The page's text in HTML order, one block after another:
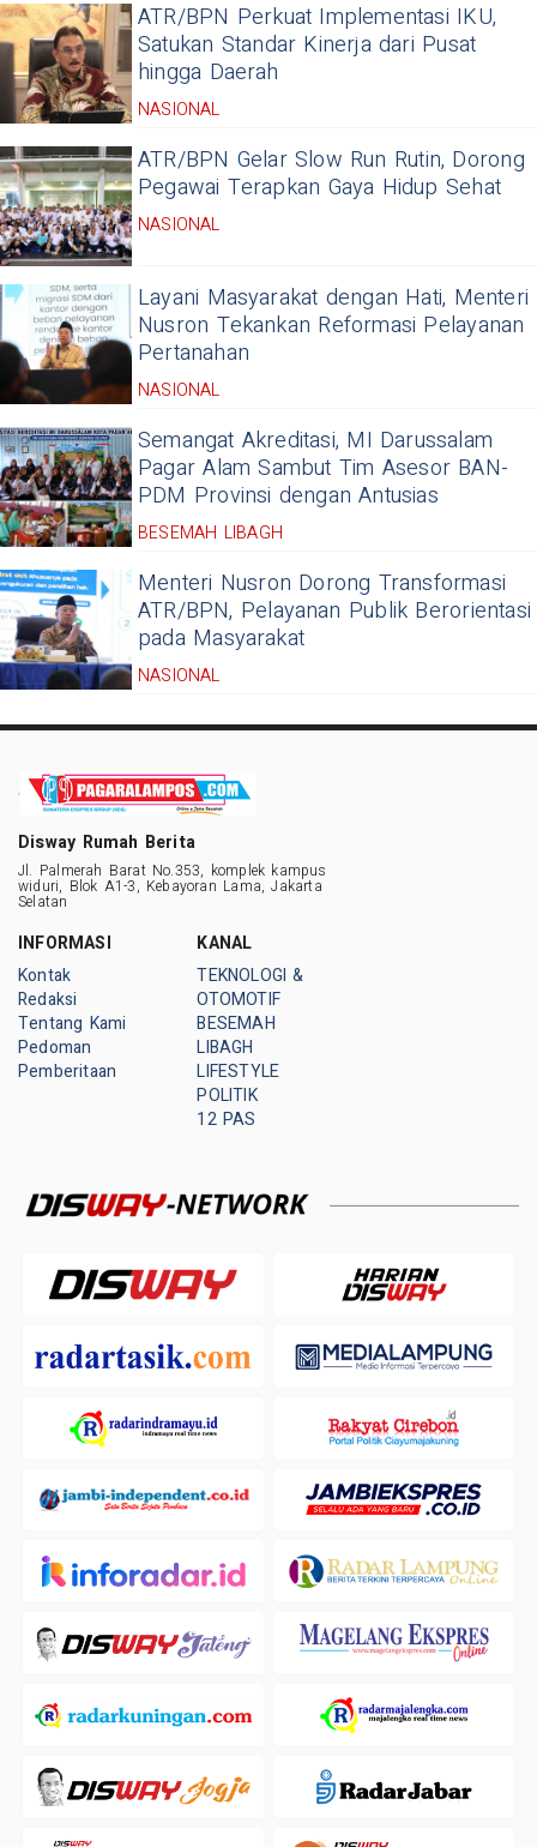
ATR/BPN Perkuat Implementasi IKU,
Satukan Standar Kinerja dari Pusat
hingga Daerah
NASIONAL
ATR/BPN Gelar Slow Run Rutin, Dorong
Pegawai Terapkan Gaya Hidup Sehat
NASIONAL
Layani Masyarakat dengan Hati, Menteri
Nusron Tekankan Reformasi Pelayanan
Pertanahan
NASIONAL
Semangat Akreditasi, MI Darussalam
Pagar Alam Sambut Tim Asesor BAN-
PDM Provinsi dengan Antusias
BESEMAH LIBAGH
Menteri Nusron Dorong Transformasi
ATR/BPN, Pelayanan Publik Berorientasi
pada Masyarakat
NASIONAL
Disway Rumah Berita
Jl. Palmerah Barat No.353, komplek kampus
widuri, Blok A1-3, Kebayoran Lama, Jakarta
Selatan
INFORMASI
Kontak
Redaksi
Tentang Kami
Pedoman
Pemberitaan
KANAL
TEKNOLOGI &
OTOMOTIF
BESEMAH
LIBAGH
LIFESTYLE
POLITIK
12 PAS